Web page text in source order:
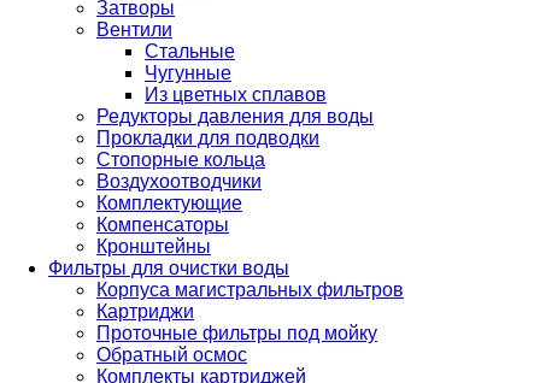
Затворы
Вентили
Стальные
Чугунные
Из цветных сплавов
Редукторы давления для воды
Прокладки для подводки
Стопорные кольца
Воздухоотводчики
Комплектующие
Компенсаторы
Кронштейны
Фильтры для очистки воды
Корпуса магистральных фильтров
Картриджи
Проточные фильтры под мойку
Обратный осмос
Комплекты картриджей